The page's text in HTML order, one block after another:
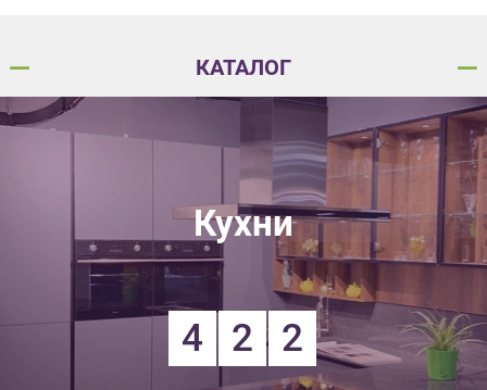
КАТАЛОГ
Кухни
4 2 2